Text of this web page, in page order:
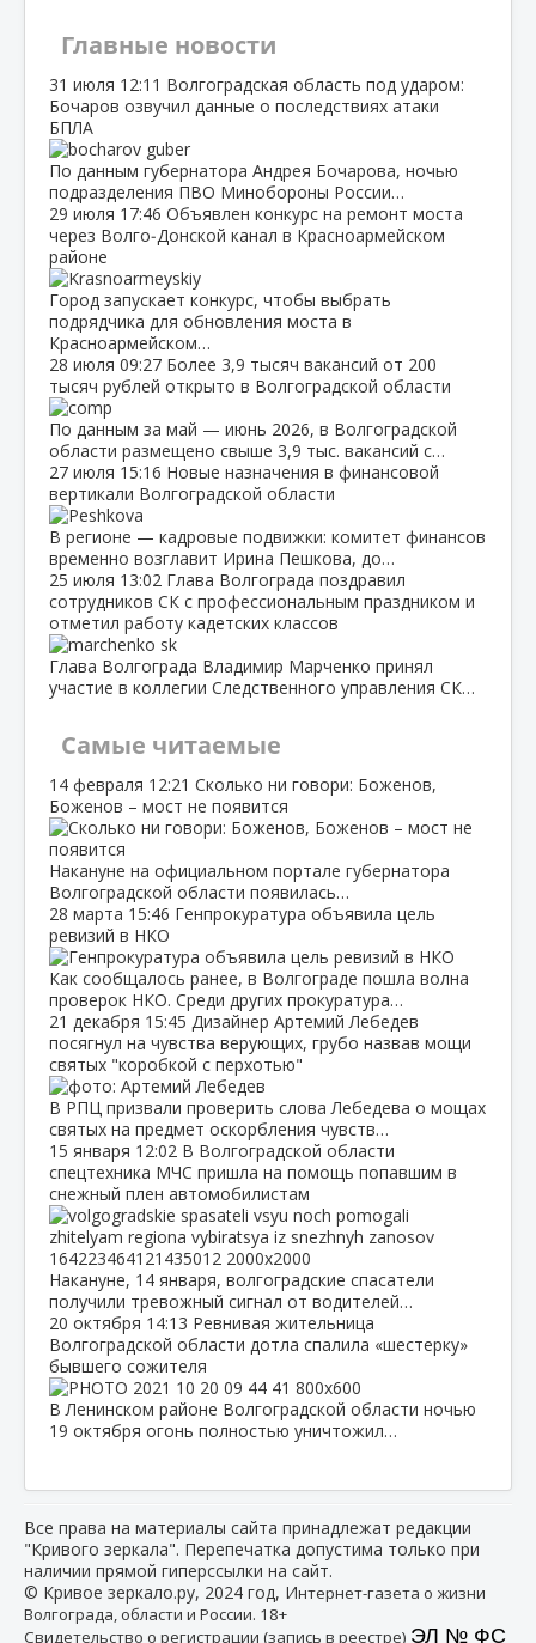
Главные новости
31 июля 12:11 Волгоградская область под ударом:
Бочаров озвучил данные о последствиях атаки
БПЛА
По данным губернатора Андрея Бочарова, ночью
подразделения ПВО Минобороны России…
29 июля 17:46 Объявлен конкурс на ремонт моста
через Волго‑Донской канал в Красноармейском
районе
Город запускает конкурс, чтобы выбрать
подрядчика для обновления моста в
Красноармейском…
28 июля 09:27 Более 3,9 тысяч вакансий от 200
тысяч рублей открыто в Волгоградской области
По данным за май — июнь 2026, в Волгоградской
области размещено свыше 3,9 тыс. вакансий с…
27 июля 15:16 Новые назначения в финансовой
вертикали Волгоградской области
В регионе — кадровые подвижки: комитет финансов
временно возглавит Ирина Пешкова, до…
25 июля 13:02 Глава Волгограда поздравил
сотрудников СК с профессиональным праздником и
отметил работу кадетских классов
Глава Волгограда Владимир Марченко принял
участие в коллегии Следственного управления СК…
Самые читаемые
14 февраля 12:21 Сколько ни говори: Боженов,
Боженов – мост не появится
Накануне на официальном портале губернатора
Волгоградской области появилась…
28 марта 15:46 Генпрокуратура объявила цель
ревизий в НКО
Как сообщалось ранее, в Волгограде пошла волна
проверок НКО. Среди других прокуратура…
21 декабря 15:45 Дизайнер Артемий Лебедев
посягнул на чувства верующих, грубо назвав мощи
святых "коробкой с перхотью"
В РПЦ призвали проверить слова Лебедева о мощах
святых на предмет оскорбления чувств…
15 января 12:02 В Волгоградской области
спецтехника МЧС пришла на помощь попавшим в
снежный плен автомобилистам
Накануне, 14 января, волгоградские спасатели
получили тревожный сигнал от водителей…
20 октября 14:13 Ревнивая жительница
Волгоградской области дотла спалила «шестерку»
бывшего сожителя
В Ленинском районе Волгоградской области ночью
19 октября огонь полностью уничтожил…
Все права на материалы сайта принадлежат редакции
"Кривого зеркала". Перепечатка допустима только при
наличии прямой гиперссылки на сайт.
© Кривое зеркало.ру, 2024 год, Интернет-газета о жизни
Волгограда, области и России. 18+
Свидетельство о регистрации (запись в реестре) ЭЛ № ФС